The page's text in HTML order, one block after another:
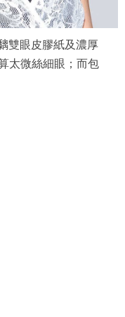
雙眼皮膠紙及濃厚
太微絲細眼；而包